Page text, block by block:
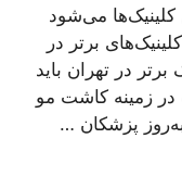
می‌شود
برتر در
در تهران باید
زمینه کاشت مو
پزشکان …